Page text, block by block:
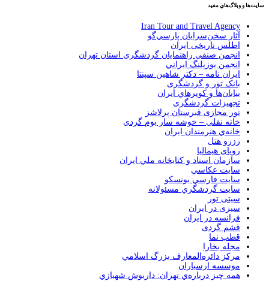
سايت‌ها و وبلاگ‌هاي مفيد
Iran Tour and Travel Agency
آثار سخن‌سرايان پارسي‌گو
اطلس تاریخی ایران
انجمن صنفی راهنمایان گردشگری استان تهران
انجمن يوزپلنگ ايراني
ایران نامه – دکتر شاهین سپنتا
بانک تور و گردشگری
بيابان‌ها و كويرهاي ايران
تجهیزات گردشگری
تور مجازی قبرستان پرلاشز
خانه نقلی – خوشه سار بوم گردی
خانه‌ي هنرمندان ايران
رزرو هتل
رویای هیمالیا
سازمان اسناد و كتابخانه ملي ايران
سايت عكاسي
سايت فارسي يونسكو
سايت گردشگري مسئولانه
سیتی تور
سیری در ایران
فرانسه در ايران
قشم گردی
قطب نما
مجله بخارا
مركز دائره‌المعارف بزرگ اسلامي
موسسه ارسباران
همه چيز درباره‌ي تهران: داريوش شهبازي